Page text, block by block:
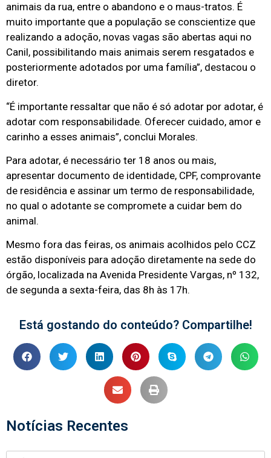
animais da rua, entre o abandono e o maus-tratos. É
muito importante que a população se conscientize que
realizando a adoção, novas vagas são abertas aqui no
Canil, possibilitando mais animais serem resgatados e
posteriormente adotados por uma família”, destacou o
diretor.
“É importante ressaltar que não é só adotar por adotar, é
adotar com responsabilidade. Oferecer cuidado, amor e
carinho a esses animais”, conclui Morales.
Para adotar, é necessário ter 18 anos ou mais,
apresentar documento de identidade, CPF, comprovante
de residência e assinar um termo de responsabilidade,
no qual o adotante se compromete a cuidar bem do
animal.
Mesmo fora das feiras, os animais acolhidos pelo CCZ
estão disponíveis para adoção diretamente na sede do
órgão, localizada na Avenida Presidente Vargas, nº 132,
de segunda a sexta-feira, das 8h às 17h.
Está gostando do conteúdo? Compartilhe!
Notícias Recentes